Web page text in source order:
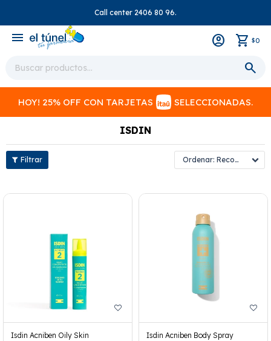
Call center 2406 80 96.
menu $0
HOY! 25% OFF CON TARJETAS SELECCIONADAS.
ISDIN
Recomendados
Isdin Acniben Oily Skin
Isdin Acniben Body Spray
close